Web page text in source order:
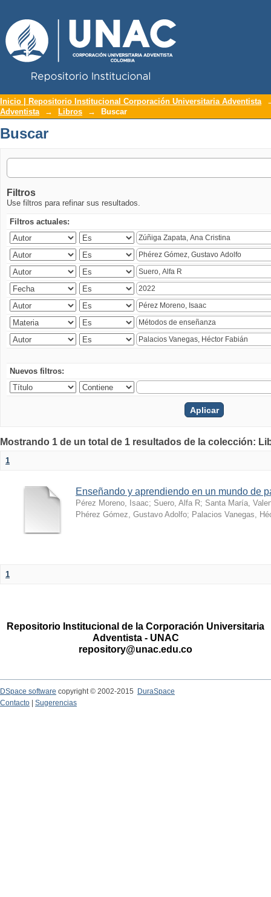
Buscar
Inicio | Repositorio Institucional Corporación Universitaria Adventista
Adventista
→ Libros → Buscar
Buscar
Filtros
Use filtros para refinar sus resultados.
Filtros actuales:
Nuevos filtros:
Mostrando 1 de un total de 1 resultados de la colección:
1
Enseñando y aprendiendo en un mundo de
Pérez Moreno, Isaac; Suero, Alfa R; Santa María,
Phérez Gómez, Gustavo Adolfo; Palacios Vanegas,
1
Repositorio Institucional de la Corporación Universitaria
Adventista - UNAC
repository@unac.edu.co
DSpace software copyright © 2002-2015
DuraSpace
Contacto
Sugerencias